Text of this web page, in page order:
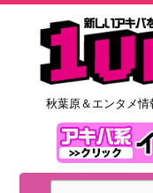
秋葉原＆エンタメ